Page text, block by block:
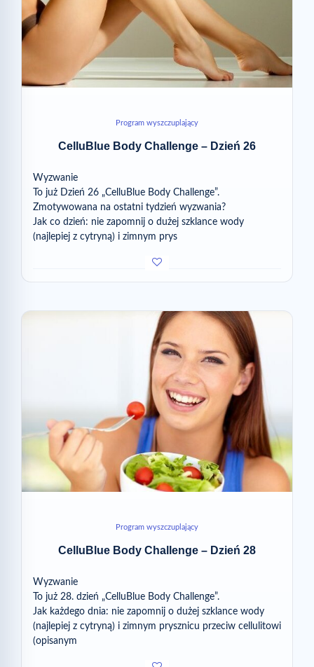
Program wyszczuplający
CelluBlue Body Challenge – Dzień 26
Wyzwanie
To już Dzień 26 „CelluBlue Body Challenge”.
Zmotywowana na ostatni tydzień wyzwania?
Jak co dzień: nie zapomnij o dużej szklance wody
(najlepiej z cytryną) i zimnym prys
Program wyszczuplający
CelluBlue Body Challenge – Dzień 28
Wyzwanie
To już 28. dzień „CelluBlue Body Challenge”.
Jak każdego dnia: nie zapomnij o dużej szklance wody
(najlepiej z cytryną) i zimnym prysznicu przeciw cellulitowi
(opisanym